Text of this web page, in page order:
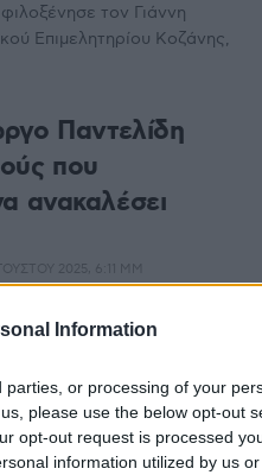
Information
or processing of your
please use the below opt-out
opt-out request is processed
information utilized by us
τον Γιάννη
Επιμελητηρίου Κοζάνης,
Παντελίδη
που
ανακαλέσει
2025, 6:11 ΜΜ
που έγιναν τις
τροποποίηση
–